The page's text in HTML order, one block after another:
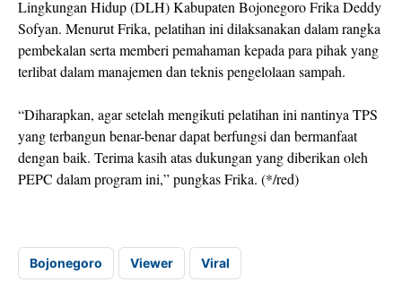
Lingkungan Hidup (DLH) Kabupaten Bojonegoro Frika Deddy
Sofyan. Menurut Frika, pelatihan ini dilaksanakan dalam rangka
pembekalan serta memberi pemahaman kepada para pihak yang
terlibat dalam manajemen dan teknis pengelolaan sampah.
“Diharapkan, agar setelah mengikuti pelatihan ini nantinya TPS
yang terbangun benar-benar dapat berfungsi dan bermanfaat
dengan baik. Terima kasih atas dukungan yang diberikan oleh
PEPC dalam program ini,” pungkas Frika. (*/red)
Bojonegoro Viewer Viral